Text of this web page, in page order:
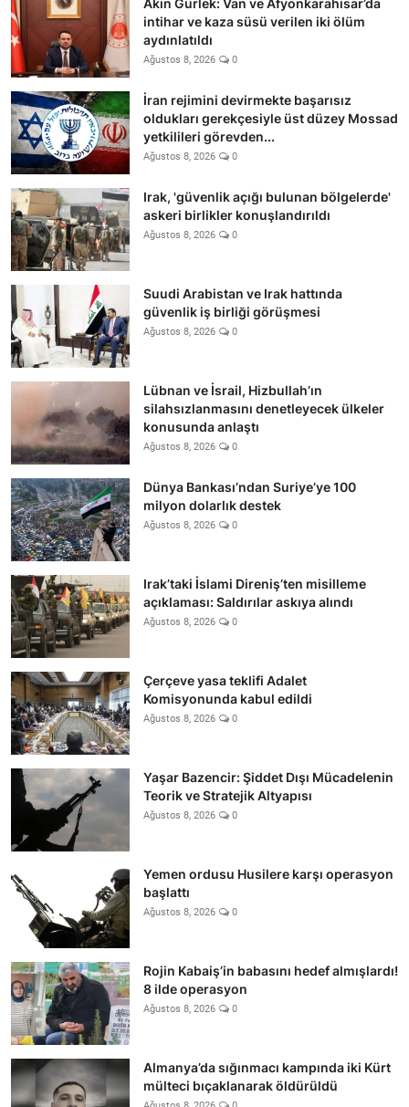
Akın Gürlek: Van ve Afyonkarahisar’da
intihar ve kaza süsü verilen iki ölüm
aydınlatıldı
Ağustos 8, 2026 0
İran rejimini devirmekte başarısız
oldukları gerekçesiyle üst düzey Mossad
yetkilileri görevden...
Ağustos 8, 2026 0
Irak, 'güvenlik açığı bulunan bölgelerde'
askeri birlikler konuşlandırıldı
Ağustos 8, 2026 0
Suudi Arabistan ve Irak hattında
güvenlik iş birliği görüşmesi
Ağustos 8, 2026 0
Lübnan ve İsrail, Hizbullah’ın
silahsızlanmasını denetleyecek ülkeler
konusunda anlaştı
Ağustos 8, 2026 0
Dünya Bankası’ndan Suriye’ye 100
milyon dolarlık destek
Ağustos 8, 2026 0
Irak’taki İslami Direniş’ten misilleme
açıklaması: Saldırılar askıya alındı
Ağustos 8, 2026 0
Çerçeve yasa teklifi Adalet
Komisyonunda kabul edildi
Ağustos 8, 2026 0
Yaşar Bazencir: Şiddet Dışı Mücadelenin
Teorik ve Stratejik Altyapısı
Ağustos 8, 2026 0
Yemen ordusu Husilere karşı operasyon
başlattı
Ağustos 8, 2026 0
Rojin Kabaiş’in babasını hedef almışlardı!
8 ilde operasyon
Ağustos 8, 2026 0
Almanya’da sığınmacı kampında iki Kürt
mülteci bıçaklanarak öldürüldü